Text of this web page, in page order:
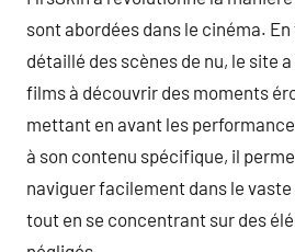
sont abordées dans le cinéma.
détaillé des scènes de nu, le site
films à découvrir des moments
mettant en avant les
à son contenu spécifique, il
naviguer facilement dans le
tout en se concentrant sur des